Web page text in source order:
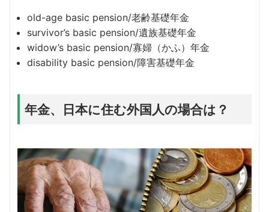
old-age basic pension/老齢基礎年金
survivor’s basic pension/遺族基礎年金
widow’s basic pension/寡婦（かふ）年金
disability basic pension/障害基礎年金
年金、日本に住む外国人の場合は？